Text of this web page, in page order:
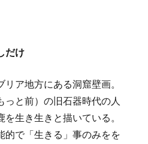
だけ
ア地方にある洞窟壁画。
と前）の旧石器時代の人
生き生きと描いている。
的で「生きる」事のみをを